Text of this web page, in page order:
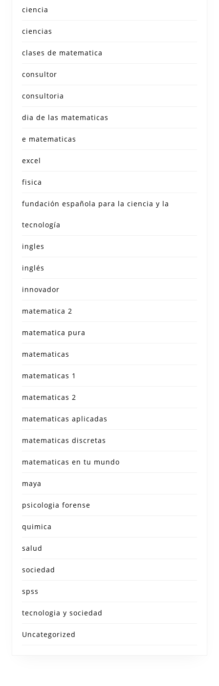
ciencia
ciencias
clases de matematica
consultor
consultoria
dia de las matematicas
e matematicas
excel
fisica
fundación española para la ciencia y la
tecnología
ingles
inglés
innovador
matematica 2
matematica pura
matematicas
matematicas 1
matematicas 2
matematicas aplicadas
matematicas discretas
matematicas en tu mundo
maya
psicologia forense
quimica
salud
sociedad
spss
tecnologia y sociedad
Uncategorized